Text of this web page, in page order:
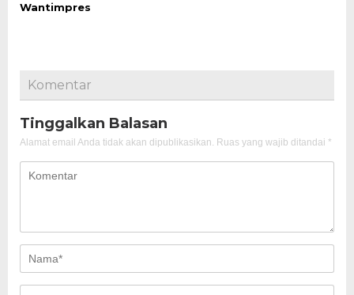
Wantimpres
Komentar
Tinggalkan Balasan
Alamat email Anda tidak akan dipublikasikan. Ruas yang wajib ditandai *